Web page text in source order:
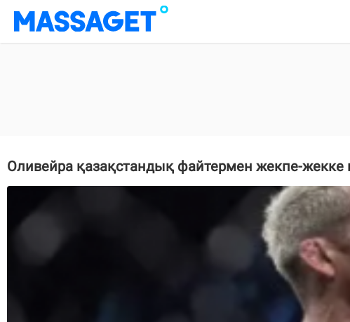
Оливейра қазақстандық файтермен жекпе-жекке